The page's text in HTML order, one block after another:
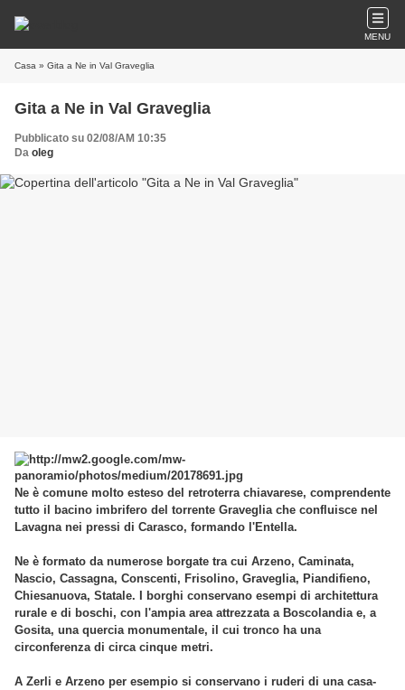
MENU
Casa » Gita a Ne in Val Graveglia
Gita a Ne in Val Graveglia
Pubblicato su 02/08/AM 10:35
Da oleg
Ne è comune molto esteso del retroterra chiavarese, comprendente
tutto il bacino imbrifero del torrente Graveglia che confluisce nel
Lavagna nei pressi di Carasco, formando l'Entella.
Ne è formato da numerose borgate tra cui Arzeno, Caminata,
Nascio, Cassagna, Conscenti, Frisolino, Graveglia, Piandifieno,
Chiesanuova, Statale. I borghi conservano esempi di architettura
rurale e di boschi, con l'ampia area attrezzata a Boscolandia e, a
Gosita, una quercia monumentale, il cui tronco ha una
circonferenza di circa cinque metri.
A Zerli e Arzeno per esempio si conservano i ruderi di una casa-